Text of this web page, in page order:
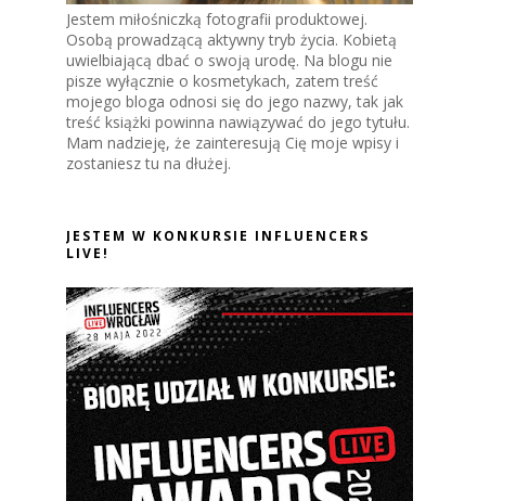
Jestem miłośniczką fotografii produktowej.
Osobą prowadzącą aktywny tryb życia. Kobietą
uwielbiającą dbać o swoją urodę. Na blogu nie
pisze wyłącznie o kosmetykach, zatem treść
mojego bloga odnosi się do jego nazwy, tak jak
treść książki powinna nawiązywać do jego tytułu.
Mam nadzieję, że zainteresują Cię moje wpisy i
zostaniesz tu na dłużej.
JESTEM W KONKURSIE INFLUENCERS
LIVE!